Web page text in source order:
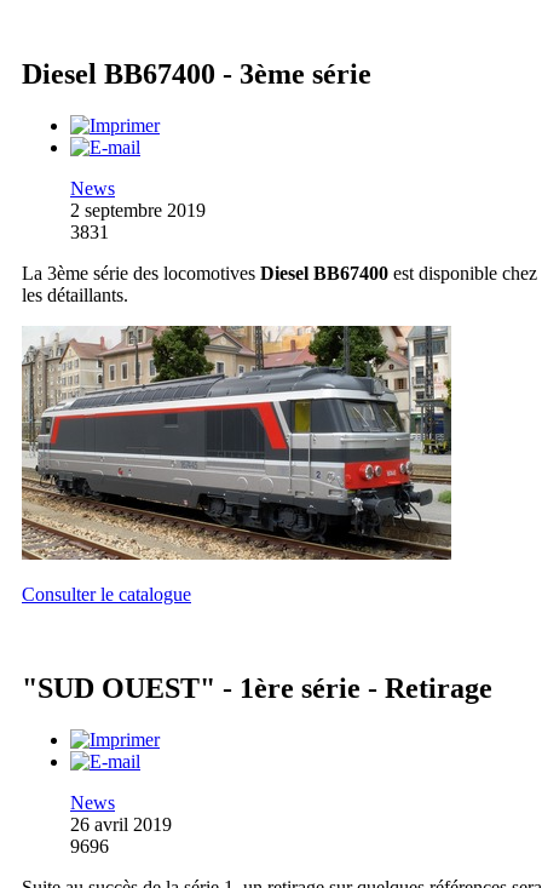
Diesel BB67400 - 3ème série
News
2 septembre 2019
3831
La 3ème série des locomotives Diesel BB67400 est disponible chez
les détaillants.
Consulter le catalogue
"SUD OUEST" - 1ère série - Retirage
News
26 avril 2019
9696